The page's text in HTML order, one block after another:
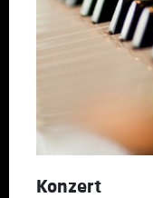
Konzert